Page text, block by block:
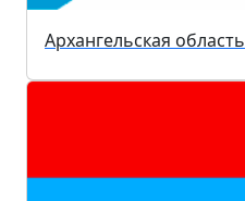
Архангельская область